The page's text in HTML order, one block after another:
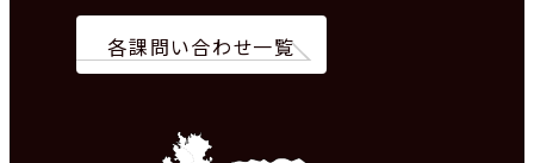
各課問い合わせ一覧